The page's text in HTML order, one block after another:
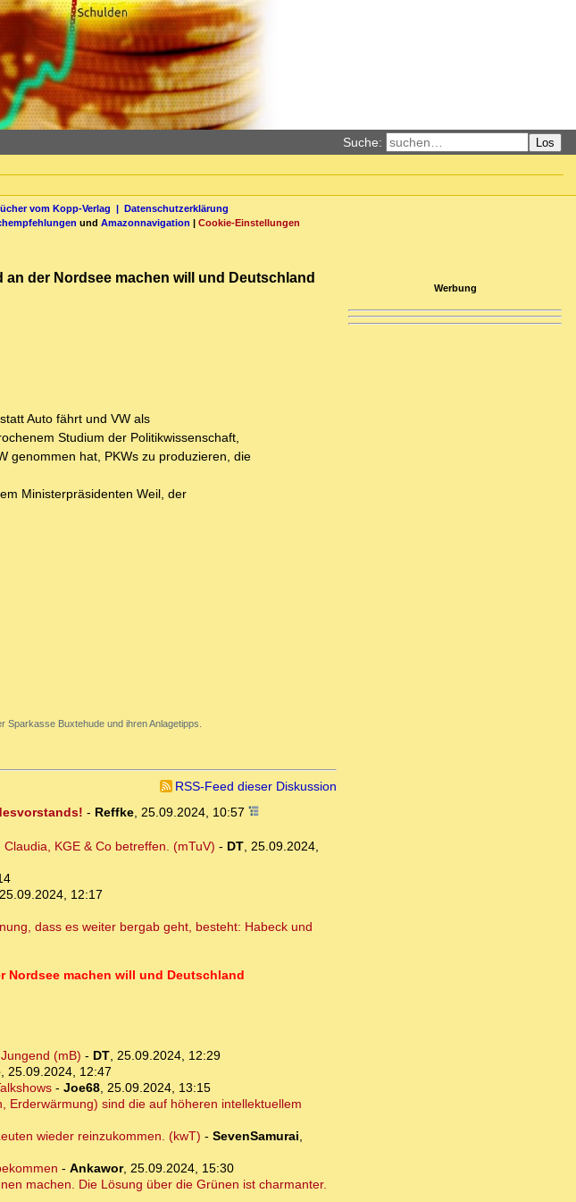
Suche: Los
vom Kopp-Verlag | Datenschutzerklärung
und Amazonnavigation | Cookie-Einstellungen
der Nordsee machen will und Deutschland
Auto fährt und VW als
Studium der Politikwissenschaft,
genommen hat, PKWs zu produzieren, die
Ministerpräsidenten Weil, der
Sparkasse Buxtehude und ihren Anlagetipps.
RSS-Feed dieser Diskussion
- Reffke, 25.09.2024, 10:57
KGE & Co betreffen. (mTuV) - DT, 25.09.2024,
25.09.2024, 12:17
dass es weiter bergab geht, besteht: Habeck und
Nordsee machen will und Deutschland
(mB) - DT, 25.09.2024, 12:29
, 25.09.2024, 12:47
- Joe68, 25.09.2024, 13:15
Erderwärmung) sind die auf höheren intellektuellem
wieder reinzukommen. (kwT) - SevenSamurai,
- Ankawor, 25.09.2024, 15:30
machen. Die Lösung über die Grünen ist charmanter.
Werbung